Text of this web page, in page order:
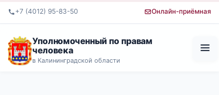
+7 (4012) 95-83-50 Онлайн-приёмная
Уполномоченный по правам
человека
в Калининградской области